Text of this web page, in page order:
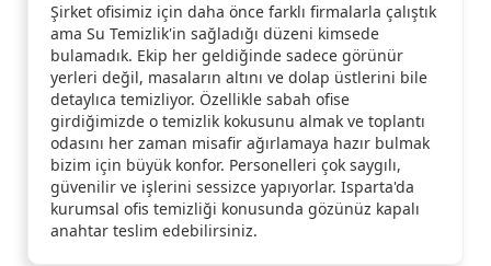
Şirket ofisimiz için daha önce farklı firmalarla çalıştık
ama Su Temizlik'in sağladığı düzeni kimsede
bulamadık. Ekip her geldiğinde sadece görünür
yerleri değil, masaların altını ve dolap üstlerini bile
detaylıca temizliyor. Özellikle sabah ofise
girdiğimizde o temizlik kokusunu almak ve toplantı
odasını her zaman misafir ağırlamaya hazır bulmak
bizim için büyük konfor. Personelleri çok saygılı,
güvenilir ve işlerini sessizce yapıyorlar. Isparta'da
kurumsal ofis temizliği konusunda gözünüz kapalı
anahtar teslim edebilirsiniz.